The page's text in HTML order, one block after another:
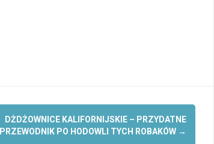
DŻDŻOWNICE KALIFORNIJSKIE – PRZYDATNE
PRZEWODNIK PO HODOWLI TYCH ROBAKÓW →